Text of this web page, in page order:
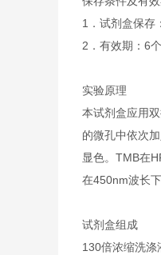
1．试剂盒保存
2．有效期：6
实验原理
本试剂盒应用
的微孔中依次
显色。TMB在
在450nm波长
试剂盒组成
130倍浓缩洗涤